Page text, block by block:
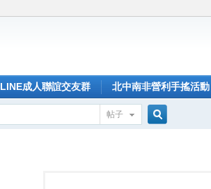
LINE成人聯誼交友群 北中南非營利手搖活動
帖子